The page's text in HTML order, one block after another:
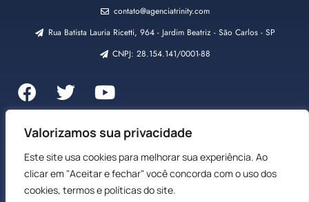
Valorizamos sua privacidade
Este site usa cookies para melhorar sua experiência. Ao
clicar em "Aceitar e fechar" você concorda com o uso dos
cookies, termos e políticas do site.
contato@agenciatrinity.com
Rua Batista Lauria Ricetti, 964 - Jardim Beatriz - São Carlos - SP
CNPJ: 28.154.141/0001-88
Aqui na Trinity, o céu é o limite!